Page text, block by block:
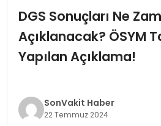
EKONOMI
SPOR
TEKNOLOJI
DGS Sonuçları Ne
Açıklanacak? ÖSYM
Yapılan Açıklama!
SonVakit Haber
22 Temmuz 2024